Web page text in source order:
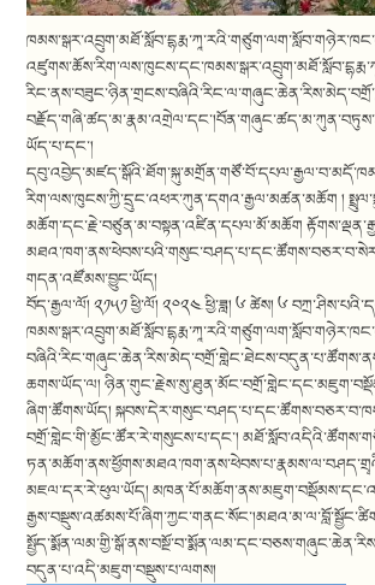
ཡོད་པ་དང་།
རིག་ལས་ཁུངས་ཀྱི་དྲུང་འཕར་ཀུན་དགའ་རྒྱལ་མཚན་མཆོག །
མཆོག་དང་རྗེ་བཙུན་མ་བསྟན་འཛིན་དཔལ་མོ་མཆོག
གདན་འཛོམས་བྱུང་ཡོད།
བོད་རྒྱལ་ལོ། ༢༡༥༡ ཕྱི་ལོ། ༢༠༢༤ ཕྱི་ཟླ། ༦ ཚེས། ༦
ཆགས་ཡོད་ལ།
ཞིག་ཚོགས་ཡོད།
བགྲོ་གླེང་གི་མྱོང་ཚོར་རེ་གསུངས་པ་དང་།
མཇལ་དར་རེ་ཕུལ་ཡོད།
བདུན་པ་འདི་མཇུག་བསྡུས་པ་ལགས།